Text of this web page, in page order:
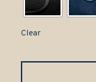
Clear